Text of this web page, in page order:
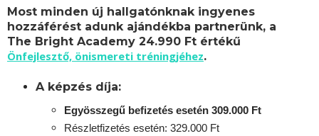
Most minden új hallgatónknak ingyenes
hozzáférést adunk ajándékba partnerünk, a
The Bright Academy 24.990 Ft értékű
Önfejlesztő, önismereti tréningjéhez.
A képzés díja:
Egyösszegű befizetés esetén 309.000 Ft
Részletfizetés esetén: 329.000 Ft